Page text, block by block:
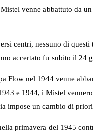
venne abbattuto da
centri, nessuno di
accertato fu subito il
Flow nel 1944 venne
e 1944, i Mistel
impose un cambio di
primavera del 1945